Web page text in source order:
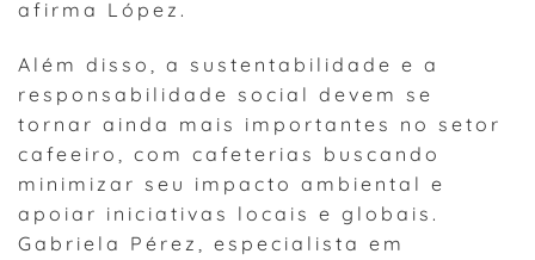
afirma López.
Além disso, a sustentabilidade e a
responsabilidade social devem se
tornar ainda mais importantes no setor
cafeeiro, com cafeterias buscando
minimizar seu impacto ambiental e
apoiar iniciativas locais e globais.
Gabriela Pérez, especialista em